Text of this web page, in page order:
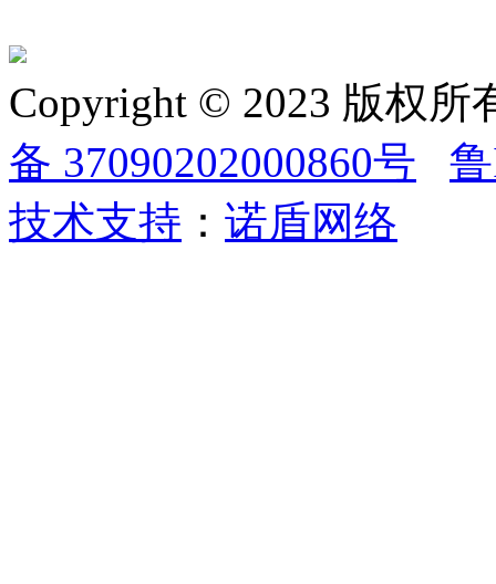
Copyright © 2023 版权
备 37090202000860号
技术支持 ： 诺盾网络